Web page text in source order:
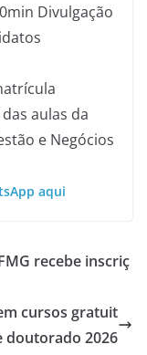
Divulgação
aulas da
e Negócios
aqui
recebe inscriç
cursos gratuit
doutorado 2026